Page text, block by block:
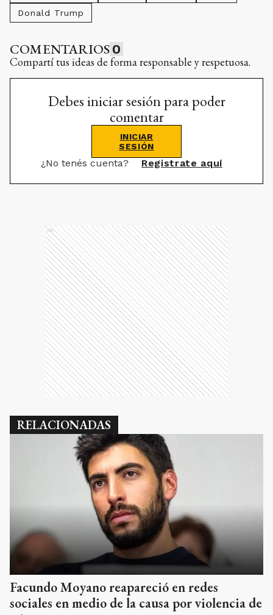
Donald Trump
COMENTARIOS 0
Compartí tus ideas de forma responsable y respetuosa.
Debes iniciar sesión para poder
comentar
INICIAR
SESIÓN
¿No tenés cuenta? Registrate aquí
Ads
RELACIONADAS
Facundo Moyano reapareció en redes
sociales en medio de la causa por violencia de